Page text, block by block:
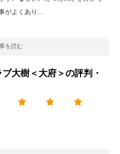
がよくあり…
を読む
大樹＜大府＞の評判・